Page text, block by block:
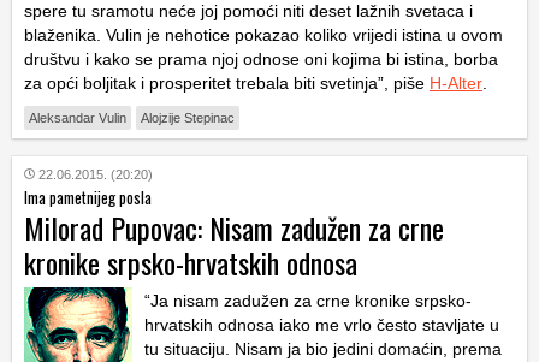
spere tu sramotu neće joj pomoći niti deset lažnih svetaca i
blaženika. Vulin je nehotice pokazao koliko vrijedi istina u ovom
društvu i kako se prama njoj odnose oni kojima bi istina, borba
za opći boljitak i prosperitet trebala biti svetinja”, piše H-Alter
Aleksandar Vulin Alojzije Stepinac
22.06.2015. (20:20)
Ima pametnijeg posla
Milorad Pupovac: Nisam zadužen za crne
kronike srpsko-hrvatskih odnosa
“Ja nisam zadužen za crne kronike srpsko-
hrvatskih odnosa iako me vrlo često stavljate u
tu situaciju. Nisam ja bio jedini domaćin, prema